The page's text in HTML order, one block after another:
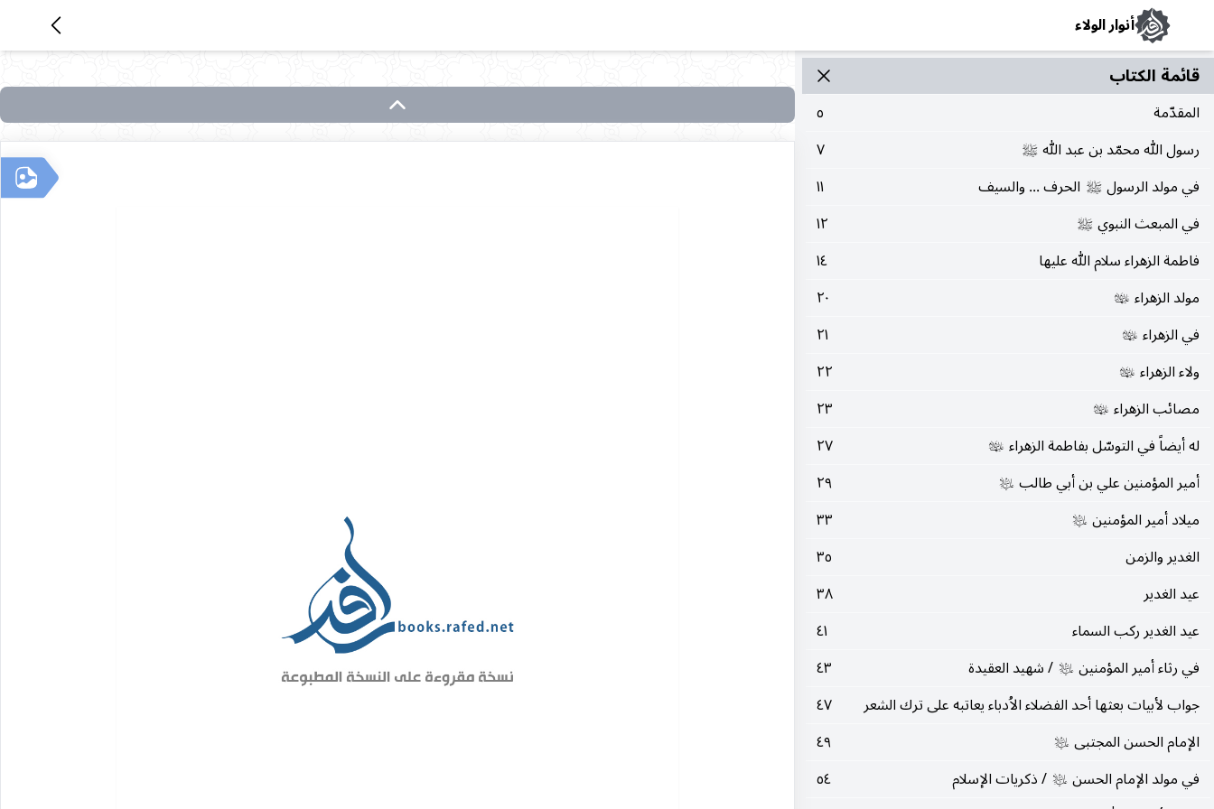
أنوار الولاء
قائمة الکتاب
المقدّمة
٥
رسول الله محمّد بن عبد الله صلى‌الله‌عليه‌وآله
٧
في مولد الرسول صلى‌الله‌عليه‌وآله الحرف ... والسيف
١١
في المبعث النبوي صلى‌الله‌عليه‌وآله
١٢
فاطمة الزهراء سلام الله عليها
١٤
مولد الزهراء عليها‌السلام
٢٠
في الزهراء عليها‌السلام
٢١
ولاء الزهراء عليها‌السلام
٢٢
مصائب الزهراء عليها‌السلام
٢٣
له أيضاً في التوسّل بفاطمة الزهراء عليها‌السلام
٢٧
أمير المؤمنين علي بن أبي طالب عليه‌السلام
٢٩
ميلاد أمير المؤمنين عليه‌السلام
٣٣
الغدير والزمن
٣٥
عيد الغدير
٣٨
عيد الغدير ركب السماء
٤١
في رثاء أمير المؤمنين عليه‌السلام / شهيد العقيدة
٤٣
جواب لأبيات بعثها أحد الفضلاء الاُدباء يعاتبه على ترك الشعر
٤٧
الإمام الحسن المجتبى عليه‌السلام
٤٩
في مولد الإمام الحسن عليه‌السلام / ذكريات الإسلام
٥٤
البحث
البحث
في